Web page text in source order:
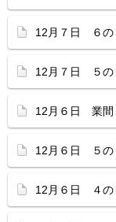
12月７日 ６
12月７日 ５
12月６日 業間
12月６日 ５
12月６日 ４